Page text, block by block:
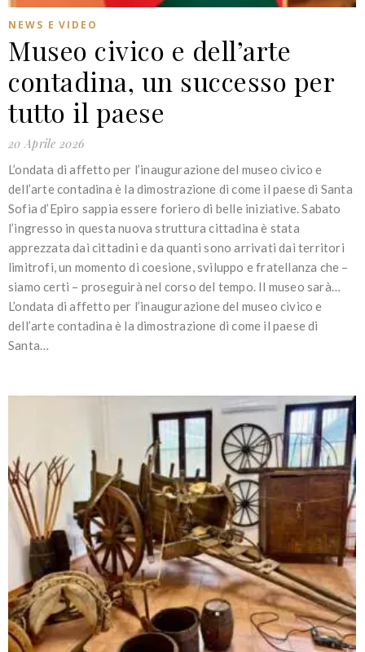
NEWS E VIDEO
Museo civico e dell’arte
contadina, un successo per
tutto il paese
20 Aprile 2026
L’ondata di affetto per l’inaugurazione del museo civico e
dell’arte contadina è la dimostrazione di come il paese di Santa
Sofia d’Epiro sappia essere foriero di belle iniziative. Sabato
l’ingresso in questa nuova struttura cittadina è stata
apprezzata dai cittadini e da quanti sono arrivati dai territori
limitrofi, un momento di coesione, sviluppo e fratellanza che –
siamo certi – proseguirà nel corso del tempo. Il museo sarà…
L’ondata di affetto per l’inaugurazione del museo civico e
dell’arte contadina è la dimostrazione di come il paese di
Santa…